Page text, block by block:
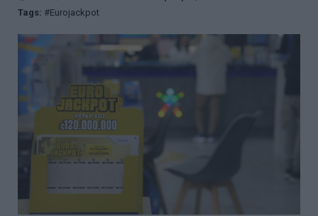
Tags:
Eurojackpot